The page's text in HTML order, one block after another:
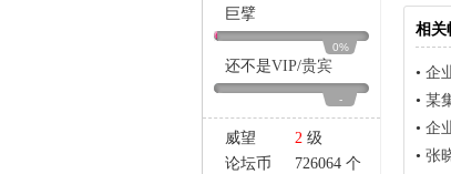
巨擘
0%
还不是VIP/贵宾
-
威望 2 级
论坛币
726064 个
相关
• 企
• 某
• 企
• 张